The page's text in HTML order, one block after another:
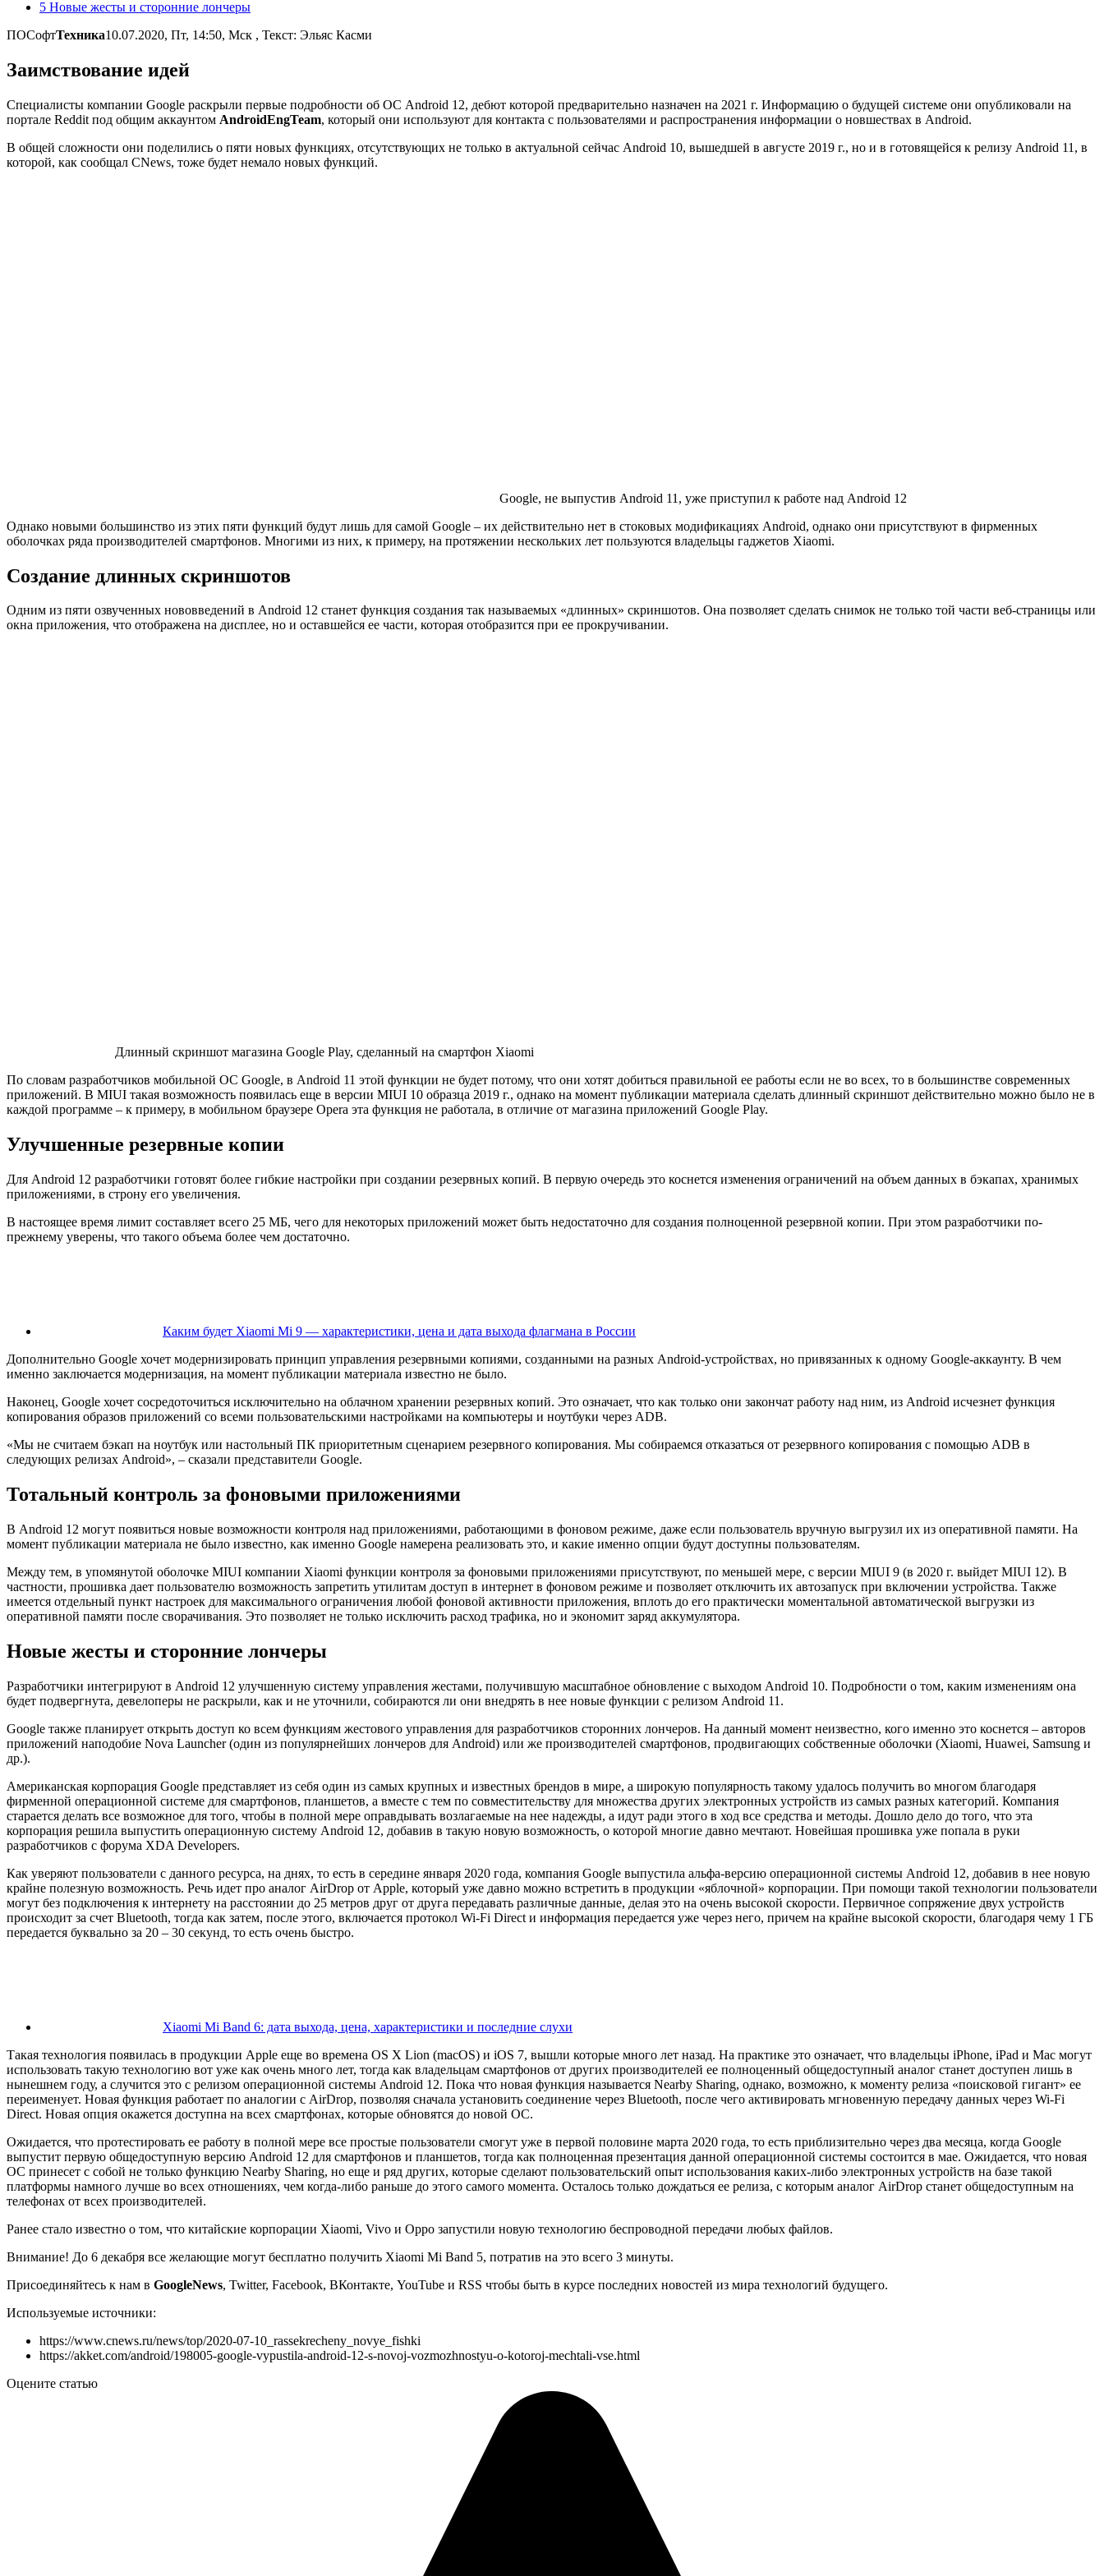
5 Новые жесты и сторонние лончеры
ПОСофтТехника10.07.2020, Пт, 14:50, Мск , Текст: Эльяс Касми
Заимствование идей
Специалисты компании Google раскрыли первые подробности об ОС Android 12, дебют которой предварительно назначен на 2021 г. Информацию о будущей системе они опубликовали на
портале Reddit под общим аккаунтом AndroidEngTeam, который они используют для контакта с пользователями и распространения информации о новшествах в Android.
В общей сложности они поделились о пяти новых функциях, отсутствующих не только в актуальной сейчас Android 10, вышедшей в августе 2019 г., но и в готовящейся к релизу Android 11, в
которой, как сообщал CNews, тоже будет немало новых функций.
Google, не выпустив Android 11, уже приступил к работе над Android 12
Однако новыми большинство из этих пяти функций будут лишь для самой Google – их действительно нет в стоковых модификациях Android, однако они присутствуют в фирменных
оболочках ряда производителей смартфонов. Многими из них, к примеру, на протяжении нескольких лет пользуются владельцы гаджетов Xiaomi.
Создание длинных скриншотов
Одним из пяти озвученных нововведений в Android 12 станет функция создания так называемых «длинных» скриншотов. Она позволяет сделать снимок не только той части веб-страницы или
окна приложения, что отображена на дисплее, но и оставшейся ее части, которая отобразится при ее прокручивании.
Длинный скриншот магазина Google Play, сделанный на смартфон Xiaomi
По словам разработчиков мобильной ОС Google, в Android 11 этой функции не будет потому, что они хотят добиться правильной ее работы если не во всех, то в большинстве современных
приложений. В MIUI такая возможность появилась еще в версии MIUI 10 образца 2019 г., однако на момент публикации материала сделать длинный скриншот действительно можно было не в
каждой программе – к примеру, в мобильном браузере Opera эта функция не работала, в отличие от магазина приложений Google Play.
Улучшенные резервные копии
Для Android 12 разработчики готовят более гибкие настройки при создании резервных копий. В первую очередь это коснется изменения ограничений на объем данных в бэкапах, хранимых
приложениями, в строну его увеличения.
В настоящее время лимит составляет всего 25 МБ, чего для некоторых приложений может быть недостаточно для создания полноценной резервной копии. При этом разработчики по-
прежнему уверены, что такого объема более чем достаточно.
Каким будет Xiaomi Mi 9 — характеристики, цена и дата выхода флагмана в России
Дополнительно Google хочет модернизировать принцип управления резервными копиями, созданными на разных Android-устройствах, но привязанных к одному Google-аккаунту. В чем
именно заключается модернизация, на момент публикации материала известно не было.
Наконец, Google хочет сосредоточиться исключительно на облачном хранении резервных копий. Это означает, что как только они закончат работу над ним, из Android исчезнет функция
копирования образов приложений со всеми пользовательскими настройками на компьютеры и ноутбуки через ADB.
«Мы не считаем бэкап на ноутбук или настольный ПК приоритетным сценарием резервного копирования. Мы собираемся отказаться от резервного копирования с помощью ADB в
следующих релизах Android», – сказали представители Google.
Тотальный контроль за фоновыми приложениями
В Android 12 могут появиться новые возможности контроля над приложениями, работающими в фоновом режиме, даже если пользователь вручную выгрузил их из оперативной памяти. На
момент публикации материала не было известно, как именно Google намерена реализовать это, и какие именно опции будут доступны пользователям.
Между тем, в упомянутой оболочке MIUI компании Xiaomi функции контроля за фоновыми приложениями присутствуют, по меньшей мере, с версии MIUI 9 (в 2020 г. выйдет MIUI 12). В
частности, прошивка дает пользователю возможность запретить утилитам доступ в интернет в фоновом режиме и позволяет отключить их автозапуск при включении устройства. Также
имеется отдельный пункт настроек для максимального ограничения любой фоновой активности приложения, вплоть до его практически моментальной автоматической выгрузки из
оперативной памяти после сворачивания. Это позволяет не только исключить расход трафика, но и экономит заряд аккумулятора.
Новые жесты и сторонние лончеры
Разработчики интегрируют в Android 12 улучшенную систему управления жестами, получившую масштабное обновление с выходом Android 10. Подробности о том, каким изменениям она
будет подвергнута, девелоперы не раскрыли, как и не уточнили, собираются ли они внедрять в нее новые функции с релизом Android 11.
Google также планирует открыть доступ ко всем функциям жестового управления для разработчиков сторонних лончеров. На данный момент неизвестно, кого именно это коснется – авторов
приложений наподобие Nova Launcher (один из популярнейших лончеров для Android) или же производителей смартфонов, продвигающих собственные оболочки (Xiaomi, Huawei, Samsung и
др.).
Американская корпорация Google представляет из себя один из самых крупных и известных брендов в мире, а широкую популярность такому удалось получить во многом благодаря
фирменной операционной системе для смартфонов, планшетов, а вместе с тем по совместительству для множества других электронных устройств из самых разных категорий. Компания
старается делать все возможное для того, чтобы в полной мере оправдывать возлагаемые на нее надежды, а идут ради этого в ход все средства и методы. Дошло дело до того, что эта
корпорация решила выпустить операционную систему Android 12, добавив в такую новую возможность, о которой многие давно мечтают. Новейшая прошивка уже попала в руки
разработчиков с форума XDA Developers.
Как уверяют пользователи с данного ресурса, на днях, то есть в середине января 2020 года, компания Google выпустила альфа-версию операционной системы Android 12, добавив в нее новую
крайне полезную возможность. Речь идет про аналог AirDrop от Apple, который уже давно можно встретить в продукции «яблочной» корпорации. При помощи такой технологии пользователи
могут без подключения к интернету на расстоянии до 25 метров друг от друга передавать различные данные, делая это на очень высокой скорости. Первичное сопряжение двух устройств
происходит за счет Bluetooth, тогда как затем, после этого, включается протокол Wi-Fi Direct и информация передается уже через него, причем на крайне высокой скорости, благодаря чему 1 ГБ
передается буквально за 20 – 30 секунд, то есть очень быстро.
Xiaomi Mi Band 6: дата выхода, цена, характеристики и последние слухи
Такая технология появилась в продукции Apple еще во времена OS X Lion (macOS) и iOS 7, вышли которые много лет назад. На практике это означает, что владельцы iPhone, iPad и Mac могут
использовать такую технологию вот уже как очень много лет, тогда как владельцам смартфонов от других производителей ее полноценный общедоступный аналог станет доступен лишь в
нынешнем году, а случится это с релизом операционной системы Android 12. Пока что новая функция называется Nearby Sharing, однако, возможно, к моменту релиза «поисковой гигант» ее
переименует. Новая функция работает по аналогии с AirDrop, позволяя сначала установить соединение через Bluetooth, после чего активировать мгновенную передачу данных через Wi-Fi
Direct. Новая опция окажется доступна на всех смартфонах, которые обновятся до новой ОС.
Ожидается, что протестировать ее работу в полной мере все простые пользователи смогут уже в первой половине марта 2020 года, то есть приблизительно через два месяца, когда Google
выпустит первую общедоступную версию Android 12 для смартфонов и планшетов, тогда как полноценная презентация данной операционной системы состоится в мае. Ожидается, что новая
ОС принесет с собой не только функцию Nearby Sharing, но еще и ряд других, которые сделают пользовательский опыт использования каких-либо электронных устройств на базе такой
платформы намного лучше во всех отношениях, чем когда-либо раньше до этого самого момента. Осталось только дождаться ее релиза, с которым аналог AirDrop станет общедоступным на
телефонах от всех производителей.
Ранее стало известно о том, что китайские корпорации Xiaomi, Vivo и Oppo запустили новую технологию беспроводной передачи любых файлов.
Внимание! До 6 декабря все желающие могут бесплатно получить Xiaomi Mi Band 5, потратив на это всего 3 минуты.
Присоединяйтесь к нам в GoogleNews, Twitter, Facebook, ВКонтакте, YouTube и RSS чтобы быть в курсе последних новостей из мира технологий будущего.
Используемые источники:
https://www.cnews.ru/news/top/2020-07-10_rassekrecheny_novye_fishki
https://akket.com/android/198005-google-vypustila-android-12-s-novoj-vozmozhnostyu-o-kotoroj-mechtali-vse.html
Оцените статью